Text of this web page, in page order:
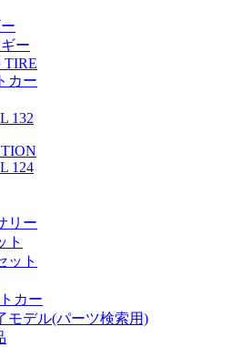
ー
TIRE
カー
132
124
リー
ト
ット
カー
モデル(パーツ検索用)